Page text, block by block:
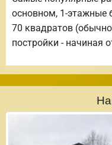
основном, 1-этажные
70 квадратов
постройки - начиная